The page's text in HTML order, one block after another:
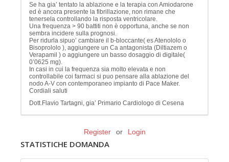
Se ha gia’ tentato la ablazione e la terapia con Amiodarone
ed è ancora presente la fibrillazione, non rimane che
tenersela controllando la risposta ventricolare.
Una frequenza > 90 battiti non è opportuna, anche se non
sembra incidere sulla prognosi.
Per ridurla sipuo’ cambiare il b-bloccante( es Atenololo o
Bisoprololo ), aggiungere un Ca antagonista (Diltiazem o
Verapamil ) o aggiungere un basso dosaggio di digitale(
0’0625 mg).
In casi in cui la frequenza sia molto elevata e non
controllabile coi farmaci si puo pensare alla ablazione del
nodo A-V con contemporaneo impianto di Pace Maker.
Cordiali saluti
Dott.Flavio Tartagni, gia’ Primario Cardiologo di Cesena
Register or Login
STATISTICHE DOMANDA